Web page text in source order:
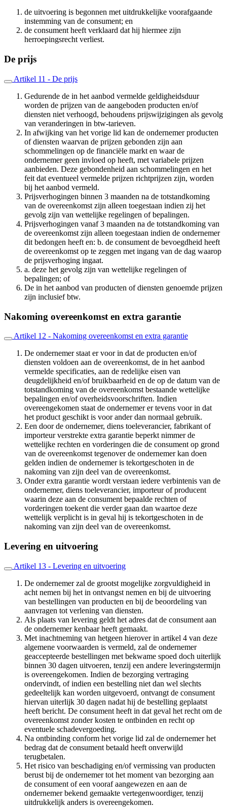
de uitvoering is begonnen met uitdrukkelijke voorafgaande
instemming van de consument; en
de consument heeft verklaard dat hij hiermee zijn
herroepingsrecht verliest.
De prijs
Artikel 11 - De prijs
Gedurende de in het aanbod vermelde geldigheidsduur
worden de prijzen van de aangeboden producten en/of
diensten niet verhoogd, behoudens prijswijzigingen als gevolg
van veranderingen in btw-tarieven.
In afwijking van het vorige lid kan de ondernemer producten
of diensten waarvan de prijzen gebonden zijn aan
schommelingen op de financiële markt en waar de
ondernemer geen invloed op heeft, met variabele prijzen
aanbieden. Deze gebondenheid aan schommelingen en het
feit dat eventueel vermelde prijzen richtprijzen zijn, worden
bij het aanbod vermeld.
Prijsverhogingen binnen 3 maanden na de totstandkoming
van de overeenkomst zijn alleen toegestaan indien zij het
gevolg zijn van wettelijke regelingen of bepalingen.
Prijsverhogingen vanaf 3 maanden na de totstandkoming van
de overeenkomst zijn alleen toegestaan indien de ondernemer
dit bedongen heeft en: b. de consument de bevoegdheid heeft
de overeenkomst op te zeggen met ingang van de dag waarop
de prijsverhoging ingaat.
a. deze het gevolg zijn van wettelijke regelingen of
bepalingen; of
De in het aanbod van producten of diensten genoemde prijzen
zijn inclusief btw.
Nakoming overeenkomst en extra garantie
Artikel 12 - Nakoming overeenkomst en extra garantie
De ondernemer staat er voor in dat de producten en/of
diensten voldoen aan de overeenkomst, de in het aanbod
vermelde specificaties, aan de redelijke eisen van
deugdelijkheid en/of bruikbaarheid en de op de datum van de
totstandkoming van de overeenkomst bestaande wettelijke
bepalingen en/of overheidsvoorschriften. Indien
overeengekomen staat de ondernemer er tevens voor in dat
het product geschikt is voor ander dan normaal gebruik.
Een door de ondernemer, diens toeleverancier, fabrikant of
importeur verstrekte extra garantie beperkt nimmer de
wettelijke rechten en vorderingen die de consument op grond
van de overeenkomst tegenover de ondernemer kan doen
gelden indien de ondernemer is tekortgeschoten in de
nakoming van zijn deel van de overeenkomst.
Onder extra garantie wordt verstaan iedere verbintenis van de
ondernemer, diens toeleverancier, importeur of producent
waarin deze aan de consument bepaalde rechten of
vorderingen toekent die verder gaan dan waartoe deze
wettelijk verplicht is in geval hij is tekortgeschoten in de
nakoming van zijn deel van de overeenkomst.
Levering en uitvoering
Artikel 13 - Levering en uitvoering
De ondernemer zal de grootst mogelijke zorgvuldigheid in
acht nemen bij het in ontvangst nemen en bij de uitvoering
van bestellingen van producten en bij de beoordeling van
aanvragen tot verlening van diensten.
Als plaats van levering geldt het adres dat de consument aan
de ondernemer kenbaar heeft gemaakt.
Met inachtneming van hetgeen hierover in artikel 4 van deze
algemene voorwaarden is vermeld, zal de ondernemer
geaccepteerde bestellingen met bekwame spoed doch uiterlijk
binnen 30 dagen uitvoeren, tenzij een andere leveringstermijn
is overeengekomen. Indien de bezorging vertraging
ondervindt, of indien een bestelling niet dan wel slechts
gedeeltelijk kan worden uitgevoerd, ontvangt de consument
hiervan uiterlijk 30 dagen nadat hij de bestelling geplaatst
heeft bericht. De consument heeft in dat geval het recht om de
overeenkomst zonder kosten te ontbinden en recht op
eventuele schadevergoeding.
Na ontbinding conform het vorige lid zal de ondernemer het
bedrag dat de consument betaald heeft onverwijld
terugbetalen.
Het risico van beschadiging en/of vermissing van producten
berust bij de ondernemer tot het moment van bezorging aan
de consument of een vooraf aangewezen en aan de
ondernemer bekend gemaakte vertegenwoordiger, tenzij
uitdrukkelijk anders is overeengekomen.